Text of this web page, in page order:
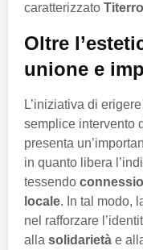
caratterizzato
Oltre
unione e
L’iniziativa di
semplice intervento
presenta
in quanto libera
tessendo
locale. In tal modo,
nel rafforzare
alla solidarietà e